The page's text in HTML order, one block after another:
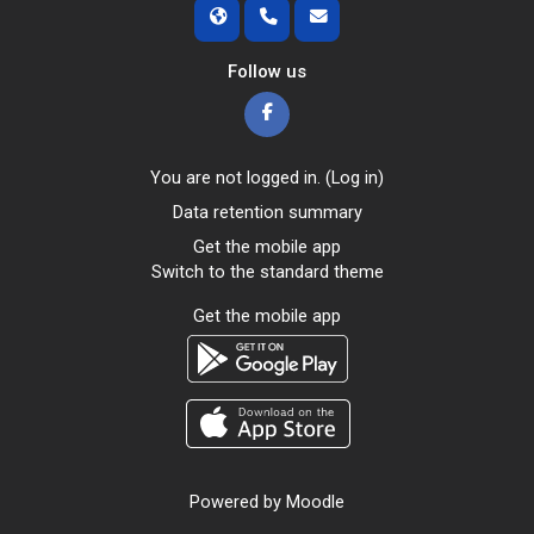
Follow us
You are not logged in. (Log in)
Data retention summary
Get the mobile app
Switch to the standard theme
Get the mobile app
Powered by Moodle